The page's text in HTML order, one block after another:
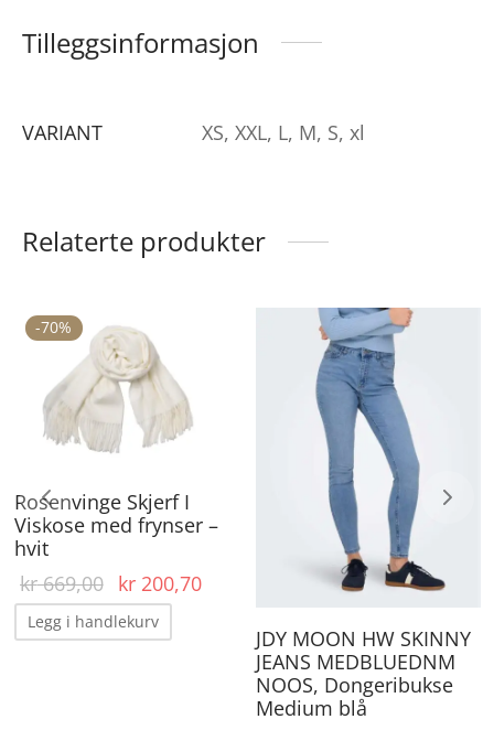
Tilleggsinformasjon
VARIANT XS, XXL, L, M, S, xl
Relaterte produkter
-70%
Rosenvinge Skjerf I
Viskose med frynser –
hvit
kr669,00
Opprinnelig
pris var:
kr 669,00.
kr200,70
kr 200,70.
Legg i handlekurv
JDY MOON HW SKINNY
JEANS MEDBLUEDNM
NOOS, Dongeribukse
Medium blå